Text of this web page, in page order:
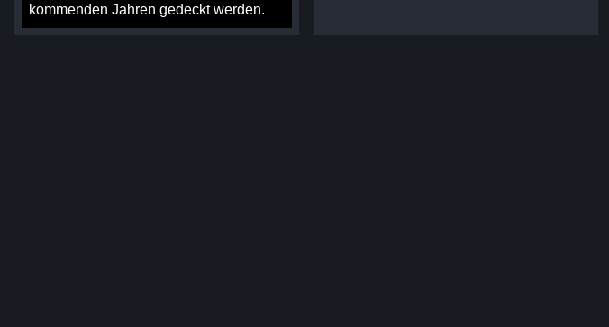
kommenden Jahren gedeckt werden.